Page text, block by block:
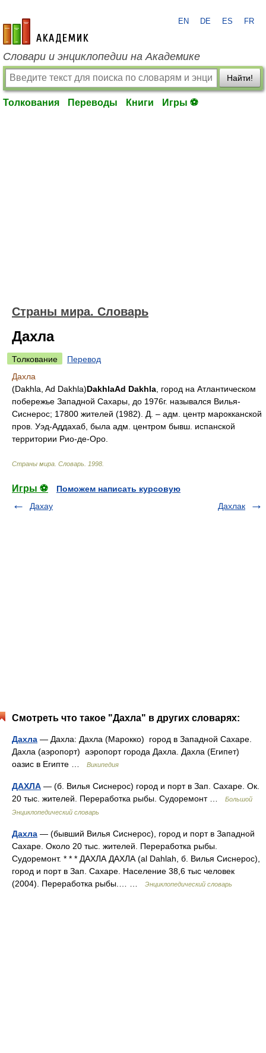
academic.ru
EN DE ES FR
Словари и энциклопедии на Академике
Найти!
Толкования Переводы Книги Игры ⚽
Страны мира. Словарь
Дахла
Толкование
Перевод
Дахла
(Dakhla, Ad Dakhla)DakhlaAd Dakhla , город на Атлантическом
побережье Западной Сахары, до 1976г. назывался Вилья-
Сиснерос; 17800 жителей (1982). Д. – адм. центр марокканской
пров. Уэд-Аддахаб, была адм. центром бывш. испанской
территории Рио-де-Оро.
Страны мира. Словарь 1998
Игры ⚽
Поможем написать курсовую
Дахау
Дахлак
Смотреть что такое "Дахла" в других словарях:
Дахла — Дахла: Дахла (Марокко) город в Западной Сахаре.
Дахла (аэропорт) аэропорт города Дахла. Дахла (Египет)
оазис в Египте …
Википедия
ДАХЛА — (б. Вилья Сиснерос) город и порт в Зап. Сахаре. Ок.
20 тыс. жителей. Переработка рыбы. Судоремонт …
Большой
Энциклопедический словарь
Дахла — (бывший Вилья Сиснерос), город и порт в Западной
Сахаре. Около 20 тыс. жителей. Переработка рыбы.
Судоремонт. * * * ДАХЛА ДАХЛА (al Dahlah, б. Вилья Сиснерос),
город и порт в Зап. Сахаре. Население 38,6 тыс человек
(2004). Переработка рыбы.… …
Энциклопедический словарь